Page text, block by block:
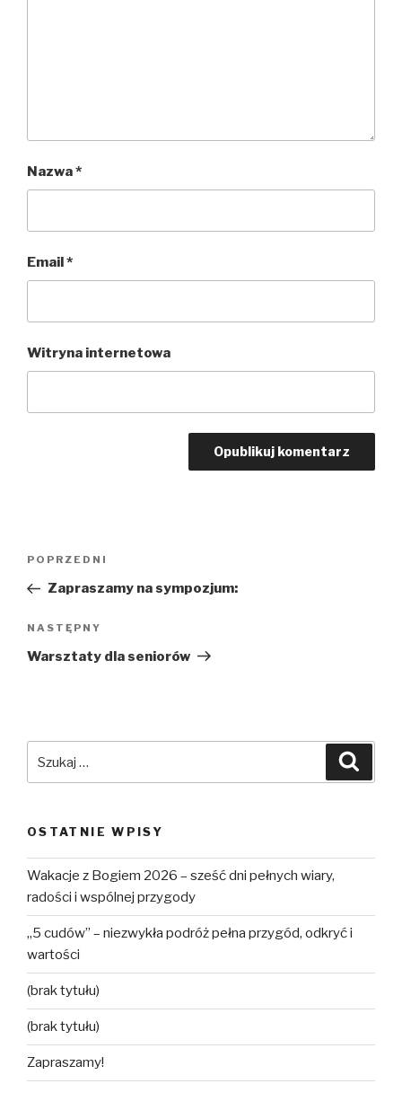
Nazwa*
Email*
Witryna internetowa
Nawigacja
Poprzedni
wpis
POPRZEDNI
Zapraszamy na sympozjum:
Następny
wpis
NASTĘPNY
Warsztaty dla seniorów
OSTATNIE WPISY
Wakacje z Bogiem 2026 – sześć dni pełnych wiary,
radości i wspólnej przygody
„5 cudów” – niezwykła podróż pełna przygód, odkryć i
wartości
(brak tytułu)
(brak tytułu)
Zapraszamy!